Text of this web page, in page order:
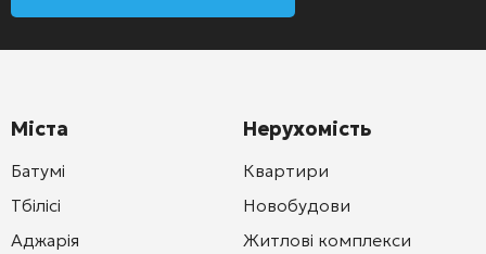
Міста
Батумі
Тбілісі
Аджарія
Нерухомість
Квартири
Новобудови
Житлові комплекси